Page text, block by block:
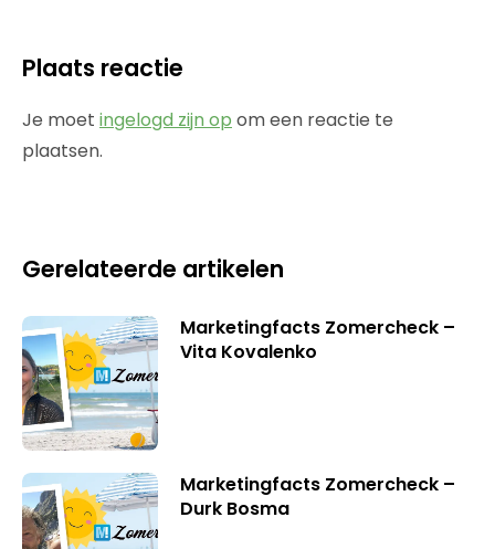
Plaats reactie
Je moet ingelogd zijn op om een reactie te
plaatsen.
Gerelateerde artikelen
Marketingfacts Zomercheck –
Vita Kovalenko
Marketingfacts Zomercheck –
Durk Bosma